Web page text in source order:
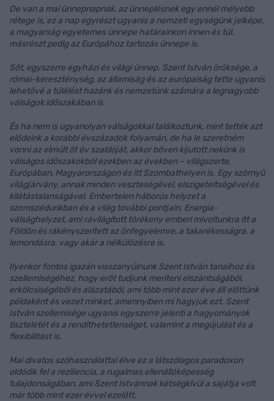
De van a mai ünnepnapnak, az ünneplésnek egy ennél mélyebb
rétege is, ez a nap egyrészt ugyanis a nemzeti egységünk jelképe,
a magyarság egyetemes ünnepe határainkon innen és túl,
másrészt pedig az Európához tartozás ünnepe is.
Sőt, egyszerre egyházi és világi ünnep. Szent István öröksége, a
római-kereszténység, az államiság és az európaiság tette ugyanis
lehetővé a túlélést hazánk és nemzetünk számára a legnagyobb
válságok időszakában is.
És ha nem is ugyanolyan válságokkal találkoztunk, mint tették azt
elődeink a korábbi évszázadok folyamán, de ha le szeretném
vonni az elmúlt öt év szaldóját, akkor bőven kijutott nekünk is
válságos időszakokból ezekben az években – világszerte,
Európában, Magyarországon és itt Szombathelyen is. Egy szörnyű
világjárvány, annak minden veszteségével, elszigeteltségével és
kilátástalanságával. Embertelen háborús helyzet a
szomszédunkban és a világ további pontjain. Energia-
válsághelyzet, ami rávilágított törékeny emberi mivoltunkra itt a
Földön és rákényszerített az önfegyelemre, a takarékosságra, a
lemondásra, vagy akár a nélkülözésre is.
Ilyenkor fontos igazán visszanyúlnunk Szent István tanaihoz és
szellemiségéhez, hogy erőt tudjunk meríteni elszántságából,
erkölcsiségéből és alázatából, ami több mint ezer éve áll előttünk
példaként és vezet minket, amennyiben mi hagyjuk ezt. Szent
István szellemisége ugyanis egyszerre jelenti a hagyományok
tiszteletét és a rendíthetetlenséget, valamint a megújulást és a
flexibilitást is.
Mai divatos szóhasználattal élve ez a látszólagos paradoxon
oldódik fel a reziliencia, a rugalmas ellenállóképesség
tulajdonságában, ami Szent Istvánnak kétségkívül a sajátja volt
már több mint ezer évvel ezelőtt.